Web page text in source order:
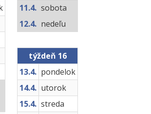
11.4. sobota
12.4. nedeľu
týždeň 16
13.4. pondelok
14.4. utorok
15.4. streda